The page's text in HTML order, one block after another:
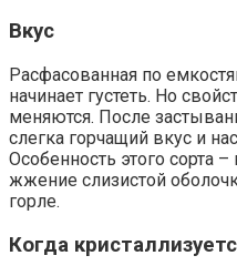
Вкус
Расфасованная по
начинает густеть. Но
меняются. После
слегка горчащий вкус и
Особенность этого сорта
жжение слизистой
горле.
Когда